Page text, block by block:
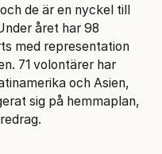
de är en nyckel till
året har 98
med representation
71 volontärer har
och Asien,
sig på hemmaplan,